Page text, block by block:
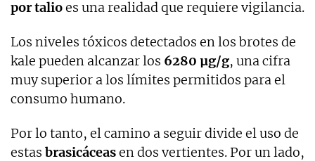
por talioes una realidad que requiere vigilancia.
Los niveles tóxicos detectados en los brotes de
kale pueden alcanzar los 6280 µg/g, una cifra
muy superior a los límites permitidos para el
consumo humano.
Por lo tanto, el camino a seguir divide el uso de
estas brasicáceasen dos vertientes. Por un lado,